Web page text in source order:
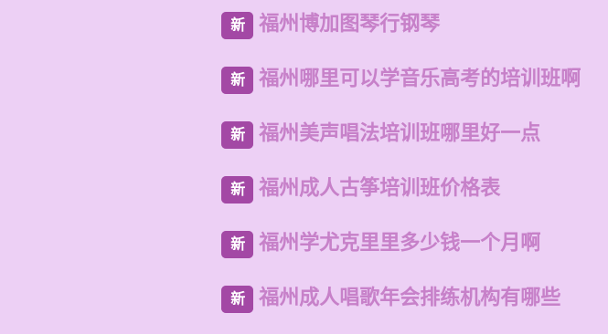
新 福州博加图琴行钢琴
新 福州哪里可以学音乐高考的培训班啊
新 福州美声唱法培训班哪里好一点
新 福州成人古筝培训班价格表
新 福州学尤克里里多少钱一个月啊
新 福州成人唱歌年会排练机构有哪些